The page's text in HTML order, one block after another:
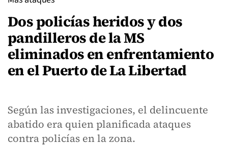
Dos policías heridos y dos
pandilleros de la MS
eliminados en enfrentamiento
en el Puerto de La Libertad
Según las investigaciones, el delincuente
abatido era quien planificada ataques
contra policías en la zona.